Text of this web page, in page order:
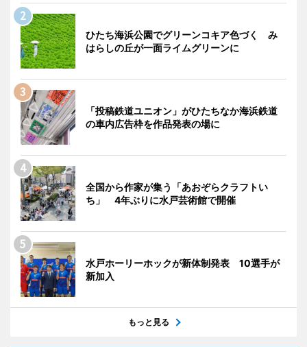
ひたち海浜公園でグリーンコキア色づく み
はらしの丘が一面ライムグリーンに
「投稿鉄道ユニオン」がひたちなか海浜鉄道
の車内広告枠を作品発表の場に
全国から作家が集う「あおぞらクラフトい
ち」 4年ぶりに水戸芸術館で開催
水戸ホーリーホックが新体制発表 10選手が
新加入
もっと見る